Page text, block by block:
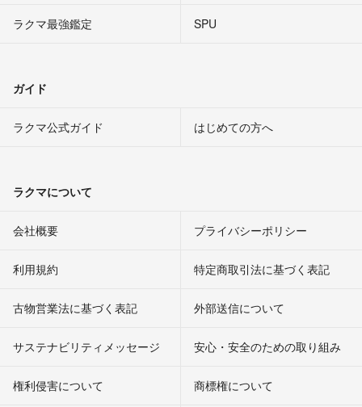
ラクマ最強鑑定
SPU
ガイド
ラクマ公式ガイド はじめての方へ
ラクマについて
会社概要 プライバシーポリシー
利用規約 特定商取引法に基づく表記
古物営業法に基づく表記 外部送信について
サステナビリティメッセージ 安心・安全のための取り組み
権利侵害について
商標権について